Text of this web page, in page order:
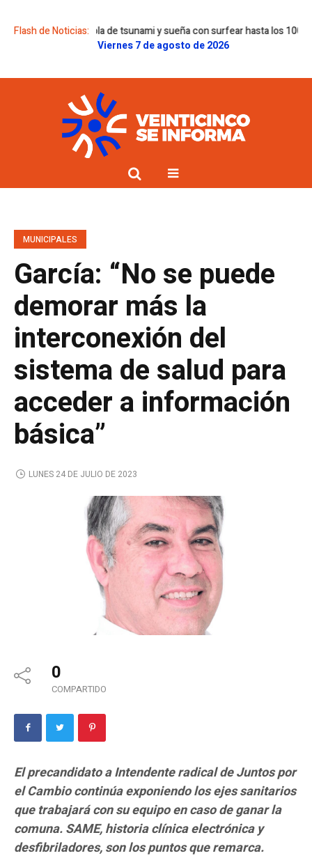
Flash de Noticias:
una ola de tsunami y sueña con surfear hasta los 100 años
Viernes 7 de agosto de 2026
MUNICIPALES
García: “No se puede
demorar más la
interconexión del
sistema de salud para
acceder a información
básica”
LUNES 24 DE JULIO DE 2023
0
COMPARTIDO
El precandidato a Intendente radical de Juntos por
el Cambio continúa exponiendo los ejes sanitarios
que trabajará con su equipo en caso de ganar la
comuna. SAME, historia clínica electrónica y
desfibriladores, son los puntos que remarca.